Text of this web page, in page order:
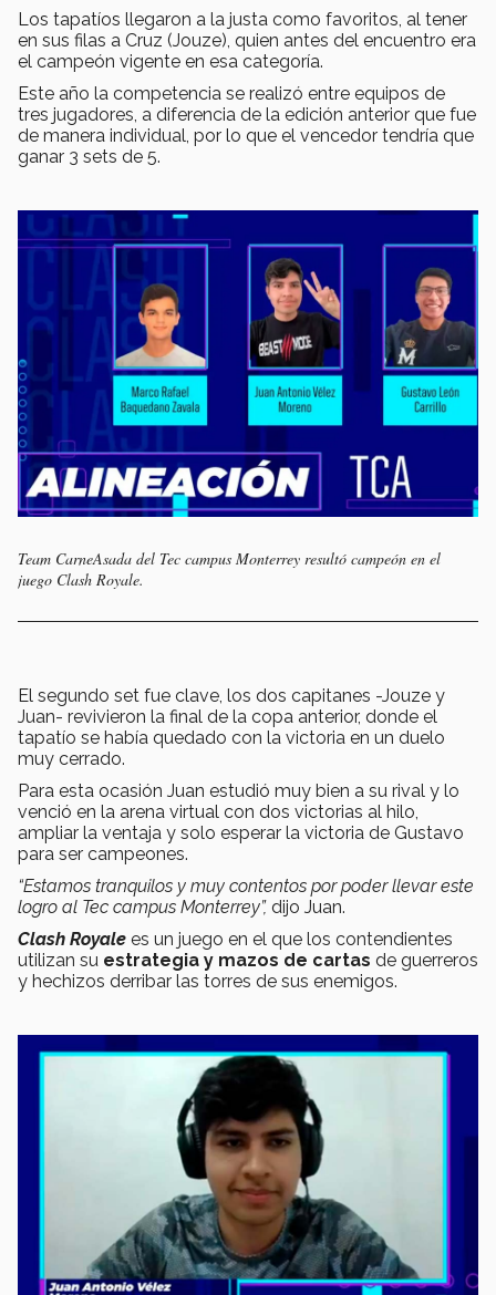
Los tapatíos llegaron a la justa como favoritos, al tener
en sus filas a Cruz (Jouze), quien antes del encuentro era
el campeón vigente en esa categoría.
Este año la competencia se realizó entre equipos de
tres jugadores, a diferencia de la edición anterior que fue
de manera individual, por lo que el vencedor tendría que
ganar 3 sets de 5.
Team CarneAsada del Tec campus Monterrey resultó campeón en el
juego Clash Royale.
El segundo set fue clave, los dos capitanes -Jouze y
Juan- revivieron la final de la copa anterior, donde el
tapatío se había quedado con la victoria en un duelo
muy cerrado.
Para esta ocasión Juan estudió muy bien a su rival y lo
venció en la arena virtual con dos victorias al hilo,
ampliar la ventaja y solo esperar la victoria de Gustavo
para ser campeones.
“Estamos tranquilos y muy contentos por poder llevar este
logro al Tec campus Monterrey”, dijo Juan.
Clash Royale es un juego en el que los contendientes
utilizan su estrategia y mazos de cartas de guerreros
y hechizos derribar las torres de sus enemigos.